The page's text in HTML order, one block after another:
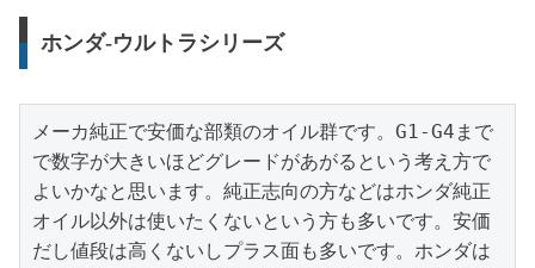
ホンダ-ウルトラシリーズ
メーカ純正で安価な部類のオイル群です。G1-G4まで
で数字が大きいほどグレードがあがるという考え方で
よいかなと思います。純正志向の方などはホンダ純正
オイル以外は使いたくないという方も多いです。安価
だし値段は高くないしプラス面も多いです。ホンダは